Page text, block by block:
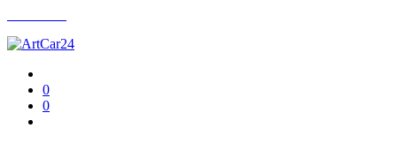
0
0